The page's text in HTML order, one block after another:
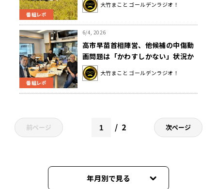
番組レポ
大竹まこと ゴールデンラジオ！
番組レポ
6/4, 2026
高市早苗首相陣営、他候補の中傷動
画問題は「かわすしかない」状況か
大竹まこと ゴールデンラジオ！
前ページ 2 次ページ
年月別で見る